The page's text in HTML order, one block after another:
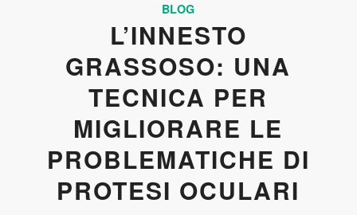
BLOG
L’INNESTO
GRASSOSO: UNA
TECNICA PER
MIGLIORARE LE
PROBLEMATICHE DI
PROTESI OCULARI